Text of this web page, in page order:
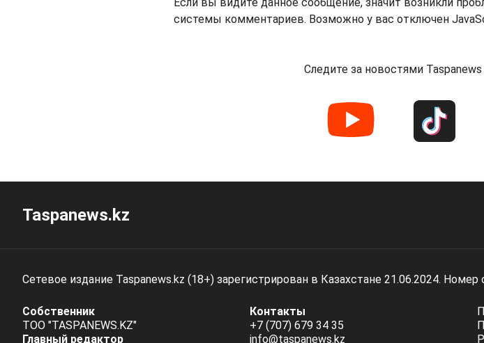
системы комментариев. Возможно у вас отключен
Следите за новостями Taspanews
Taspanews.kz
Сетевое издание Taspanews.kz (18+) зарегистрирован в Казахстане 21.06.2024.
Собственник
ТОО "TASPANEWS.KZ"
Главный редактор
Контакты
+7 (707) 679 34 35
info@taspanews.kz